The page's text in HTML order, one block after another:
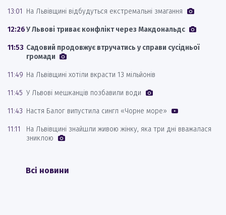
13:01 На Львівщині відбудуться екстремальні змагання
12:26У Львові триває конфлікт через Макдональдс
11:53 Садовий продовжує втручатись у справи сусідньої
громади
11:49 На Львівщині хотіли вкрасти 13 мільйонів
11:45 У Львові мешканців позбавили води
11:43 Настя Балог випустила сингл «Чорне море»
11:11
На Львівщині знайшли живою жінку, яка три дні вважалася
зниклою
Всі новини